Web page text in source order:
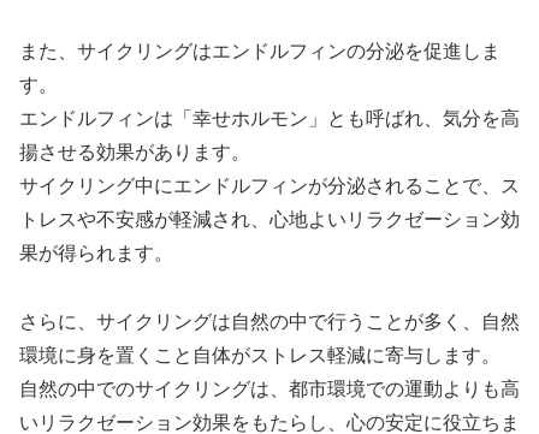
また、サイクリングはエンドルフィンの分泌を促進しま
す。
エンドルフィンは「幸せホルモン」とも呼ばれ、気分を高
揚させる効果があります。
サイクリング中にエンドルフィンが分泌されることで、ス
トレスや不安感が軽減され、心地よいリラクゼーション効
果が得られます。
さらに、サイクリングは自然の中で行うことが多く、自然
環境に身を置くこと自体がストレス軽減に寄与します。
自然の中でのサイクリングは、都市環境での運動よりも高
いリラクゼーション効果をもたらし、心の安定に役立ちま